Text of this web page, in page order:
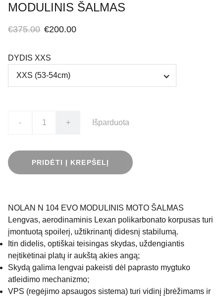
MODULINIS ŠALMAS
€375.00 €200.00
DYDIS XXS
- + Išparduota
PRIDĖTI Į KREPŠELĮ
NOLAN N 104 EVO MODULINIS MOTO ŠALMAS
Lengvas, aerodinaminis Lexan polikarbonato korpusas turi
įmontuotą spoilerį, užtikrinantį didesnį stabilumą.
Itin didelis, optiškai teisingas skydas, uždengiantis
neįtikėtinai platų ir aukštą akies angą;
Skydą galima lengvai pakeisti dėl paprasto mygtuko
atleidimo mechanizmo;
VPS (regėjimo apsaugos sistema) turi vidinį įbrėžimams ir